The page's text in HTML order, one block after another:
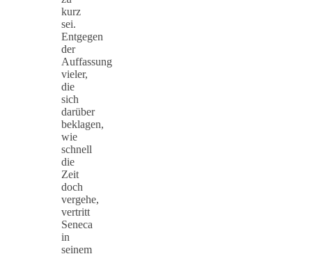
kurz
sei.
Entgegen
der
Auffassung
vieler,
die
sich
darüber
beklagen,
wie
schnell
die
Zeit
doch
vergehe,
vertritt
Seneca
in
seinem